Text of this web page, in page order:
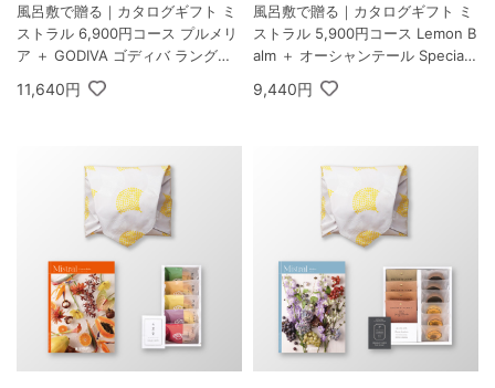
風呂敷で贈る｜カタログギフト ミ
ストラル 6,900円コース プルメリ
ア ＋ GODIVA ゴディバ ラングド
シャクッキーアソートメント 30枚
入
11,640円
風呂敷で贈る｜カタログギフト ミ
ストラル 5,900円コース Lemon B
alm ＋ オーシャンテール Specialit
y Coffee＆バームセット A
9,440円